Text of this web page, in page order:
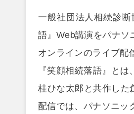
一般社団法人相続診
語』Web講演をパナソ
オンラインのライブ配
『笑顔相続落語』と
桂ひな太郎と共作した
配信では、パナソニッ